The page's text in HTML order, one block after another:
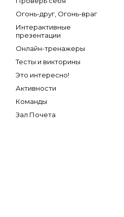
Огонь-друг, Огонь-враг
Интерактивные
презентации
Онлайн-тренажеры
Тесты и викторины
Это интересно!
Активности
Команды
Зал Почета